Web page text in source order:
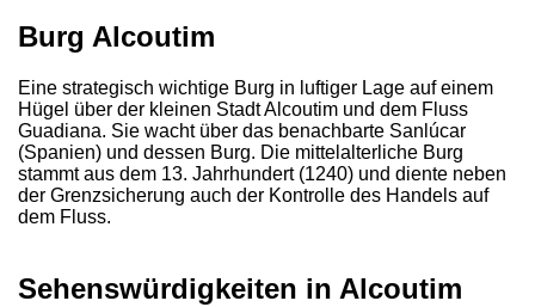
Burg Alcoutim
Eine strategisch wichtige Burg in luftiger Lage auf einem
Hügel über der kleinen Stadt Alcoutim und dem Fluss
Guadiana. Sie wacht über das benachbarte Sanlúcar
(Spanien) und dessen Burg. Die mittelalterliche Burg
stammt aus dem 13. Jahrhundert (1240) und diente neben
der Grenzsicherung auch der Kontrolle des Handels auf
dem Fluss.
Sehenswürdigkeiten in Alcoutim